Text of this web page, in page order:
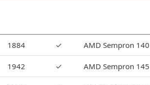
1884 ✓ AMD Sempron 140
1942 ✓ AMD Sempron 145